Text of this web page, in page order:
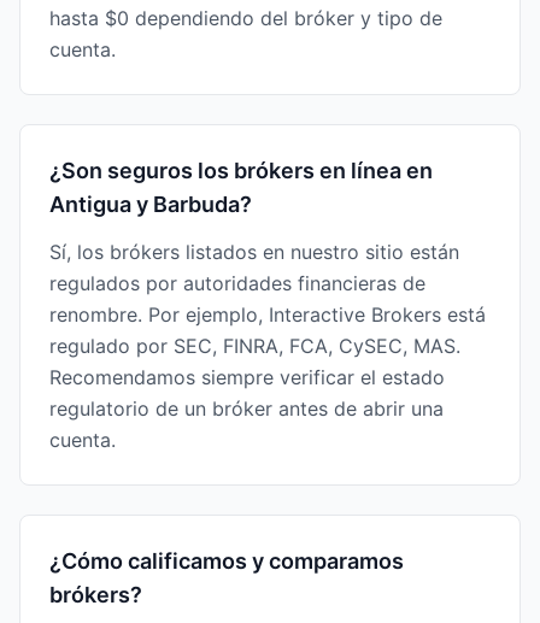
hasta $0 dependiendo del bróker y tipo de
cuenta.
¿Son seguros los brókers en línea en
Antigua y Barbuda?
Sí, los brókers listados en nuestro sitio están
regulados por autoridades financieras de
renombre. Por ejemplo, Interactive Brokers está
regulado por SEC, FINRA, FCA, CySEC, MAS.
Recomendamos siempre verificar el estado
regulatorio de un bróker antes de abrir una
cuenta.
¿Cómo calificamos y comparamos
brókers?